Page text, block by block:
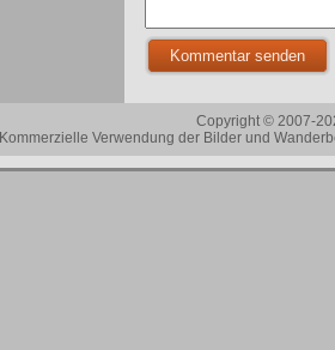
Copyright © 2007-
Kommerzielle Verwendung der Bilder und